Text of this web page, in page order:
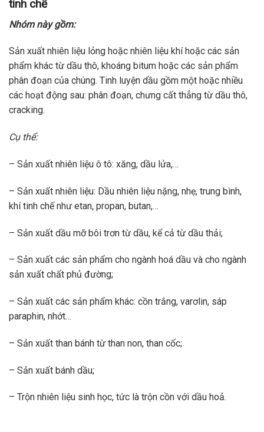
tinh chế
Nhóm này gồm:
Sản xuất nhiên liệu lỏng hoặc nhiên liệu khí hoặc các sản
phẩm khác từ dầu thô, khoáng bitum hoặc các sản phẩm
phân đoạn của chúng. Tinh luyện dầu gồm một hoặc nhiều
các hoạt động sau: phân đoạn, chưng cất thẳng từ dầu thô,
cracking.
Cụ thể:
– Sản xuất nhiên liệu ô tô: xăng, dầu lửa,…
– Sản xuất nhiên liệu: Dầu nhiên liệu nặng, nhẹ, trung bình,
khí tinh chế như etan, propan, butan,…
– Sản xuất dầu mỡ bôi trơn từ dầu, kể cả từ dầu thải;
– Sản xuất các sản phẩm cho ngành hoá dầu và cho ngành
sản xuất chất phủ đường;
– Sản xuất các sản phẩm khác: cồn trắng, varơlin, sáp
paraphin, nhớt…
– Sản xuất than bánh từ than non, than cốc;
– Sản xuất bánh dầu;
– Trộn nhiên liệu sinh học, tức là trộn cồn với dầu hoả.